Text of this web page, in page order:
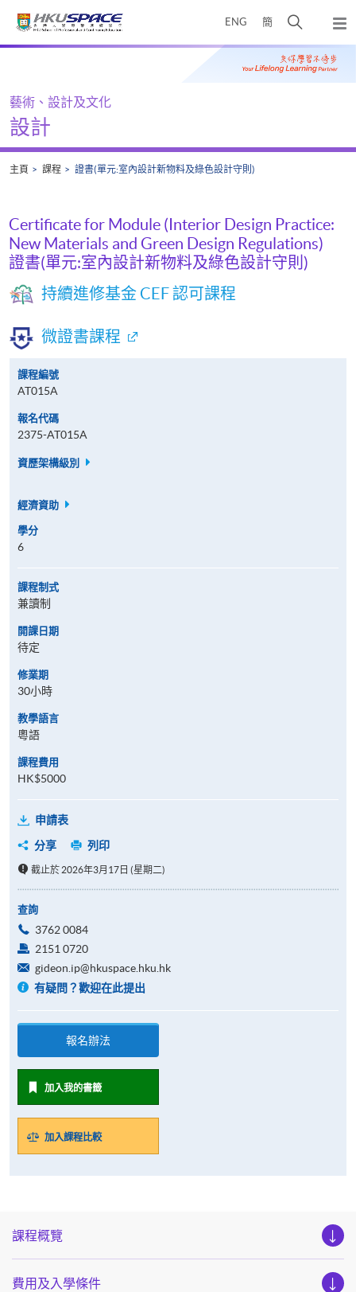
ENG 簡
開
搜
尋
彈
出
主
Main
藝術、設計及文化
設計
主頁 課程 證書(單元:室內設計新物料及綠色設計守則)
Certificate for Module (Interior Design Practice:
New Materials and Green Design Regulations)
證書(單元:室內設計新物料及綠色設計守則)
持續進修基金 CEF 認可課程
微證書課程
課程編號
AT015A
報名代碼
2375-AT015A
資歷架構級別
經濟資助
學分
6
課程制式
兼讀制
開課日期
待定
修業期
30小時
教學語言
粵語
課程費用
HK$5000
申請表
分享
列印
截止於 2026年3月17日 (星期二)
查詢
3762 0084
2151 0720
gideon.ip@hkuspace.hku.hk
有疑問？歡迎在此提出
報名辦法
加入我的書籤
加入課程比較
課程概覽
費用及入學條件